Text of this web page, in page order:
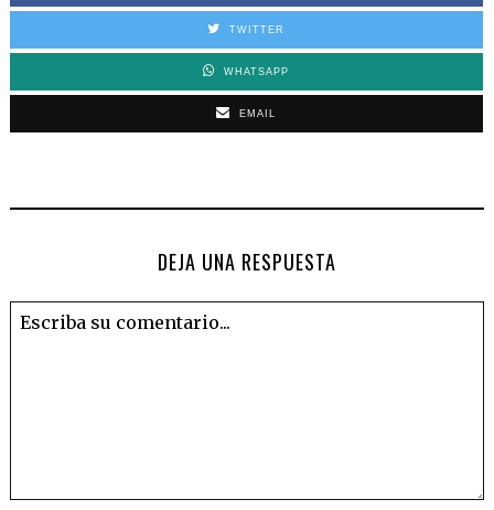
TWITTER
WHATSAPP
EMAIL
DEJA UNA RESPUESTA